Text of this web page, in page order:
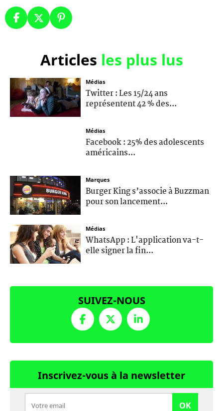
Articles les plus lus
Médias
Twitter : Les 15/24 ans
représentent 42 % des...
Médias
Facebook : 25% des adolescents
américains...
Marques
Burger King s’associe à Buzzman
pour son lancement...
Médias
WhatsApp : L'application va-t-
elle signer la fin...
SUIVEZ-NOUS
Inscrivez-vous à la newsletter
OK